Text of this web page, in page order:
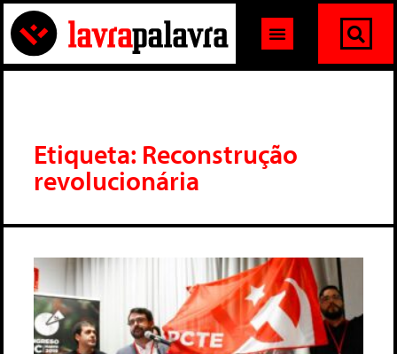
Etiqueta: Reconstrução
revolucionária